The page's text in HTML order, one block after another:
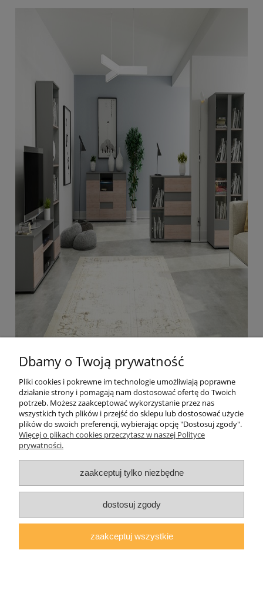
Pomoc
Moje konto
O nas
AGMAT MEBLE Mateusz Kuźmicz| ul.Zacisze 1a/3, 63-600 Kępno,
woj. wielkopolskie | E-mail:sklep@agmatmeble.plTel.:790344333|
Dbamy o Twoją prywatność
Pliki cookies i pokrewne im technologie umożliwiają poprawne
działanie strony i pomagają nam dostosować ofertę do Twoich
potrzeb. Możesz zaakceptować wykorzystanie przez nas
wszystkich tych plików i przejść do sklepu lub dostosować użycie
plików do swoich preferencji, wybierając opcję "Dostosuj zgody".
Więcej o plikach cookies przeczytasz w naszej Polityce
prywatności.
zaakceptuj tylko niezbędne
dostosuj zgody
zaakceptuj wszystkie